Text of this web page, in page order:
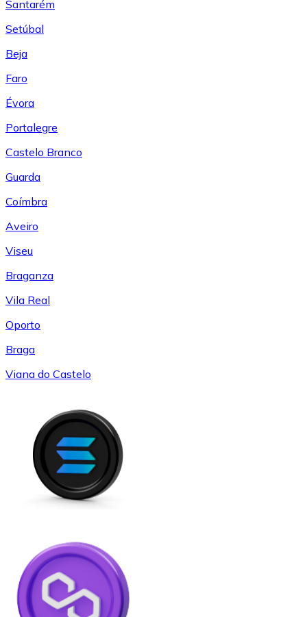
Santarém
Setúbal
Beja
Faro
Évora
Portalegre
Castelo Branco
Guarda
Coímbra
Aveiro
Viseu
Braganza
Vila Real
Oporto
Braga
Viana do Castelo